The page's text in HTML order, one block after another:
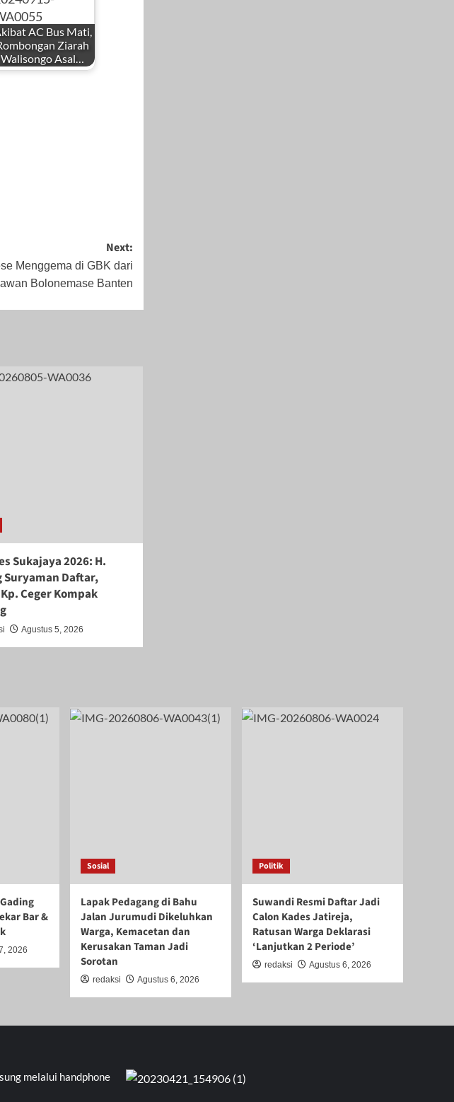
AC Bus Mati,
Ziarah
Walisongo Asal…
Next:
Menggema di GBK dari
Bolonemase Banten
Sukajaya 2026: H.
Suryaman Daftar,
Ceger Kompak
Agustus 5, 2026
Bar &
2026
Sosial
Lapak Pedagang di Bahu
Jalan Jurumudi Dikeluhkan
Warga, Kemacetan dan
Kerusakan Taman Jadi
Sorotan
redaksi Agustus 6, 2026
Politik
Suwandi Resmi Daftar Jadi
Calon Kades Jatireja,
Ratusan Warga Deklarasi
‘Lanjutkan 2 Periode’
redaksi Agustus 6, 2026
Kinayungan V RT 05 RW 09 Pondok Kacang Barat, Pondok Aren, Tangerang Selatan,
melalui handphone